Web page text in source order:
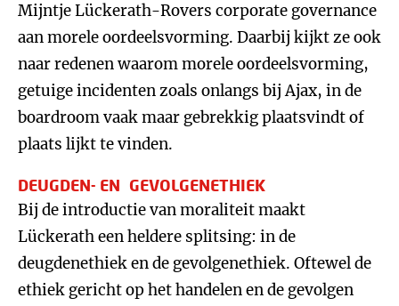
Mijntje Lückerath-Rovers corporate governance
aan morele oordeelsvorming. Daarbij kijkt ze ook
naar redenen waarom morele oordeelsvorming,
getuige incidenten zoals onlangs bij Ajax, in de
boardroom vaak maar gebrekkig plaatsvindt of
plaats lijkt te vinden.
DEUGDEN- EN GEVOLGENETHIEK
Bij de introductie van moraliteit maakt
Lückerath een heldere splitsing: in de
deugdenethiek en de gevolgenethiek. Oftewel de
ethiek gericht op het handelen en de gevolgen